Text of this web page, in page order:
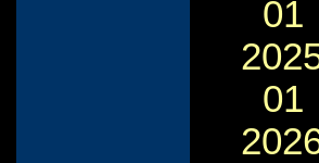
01
01